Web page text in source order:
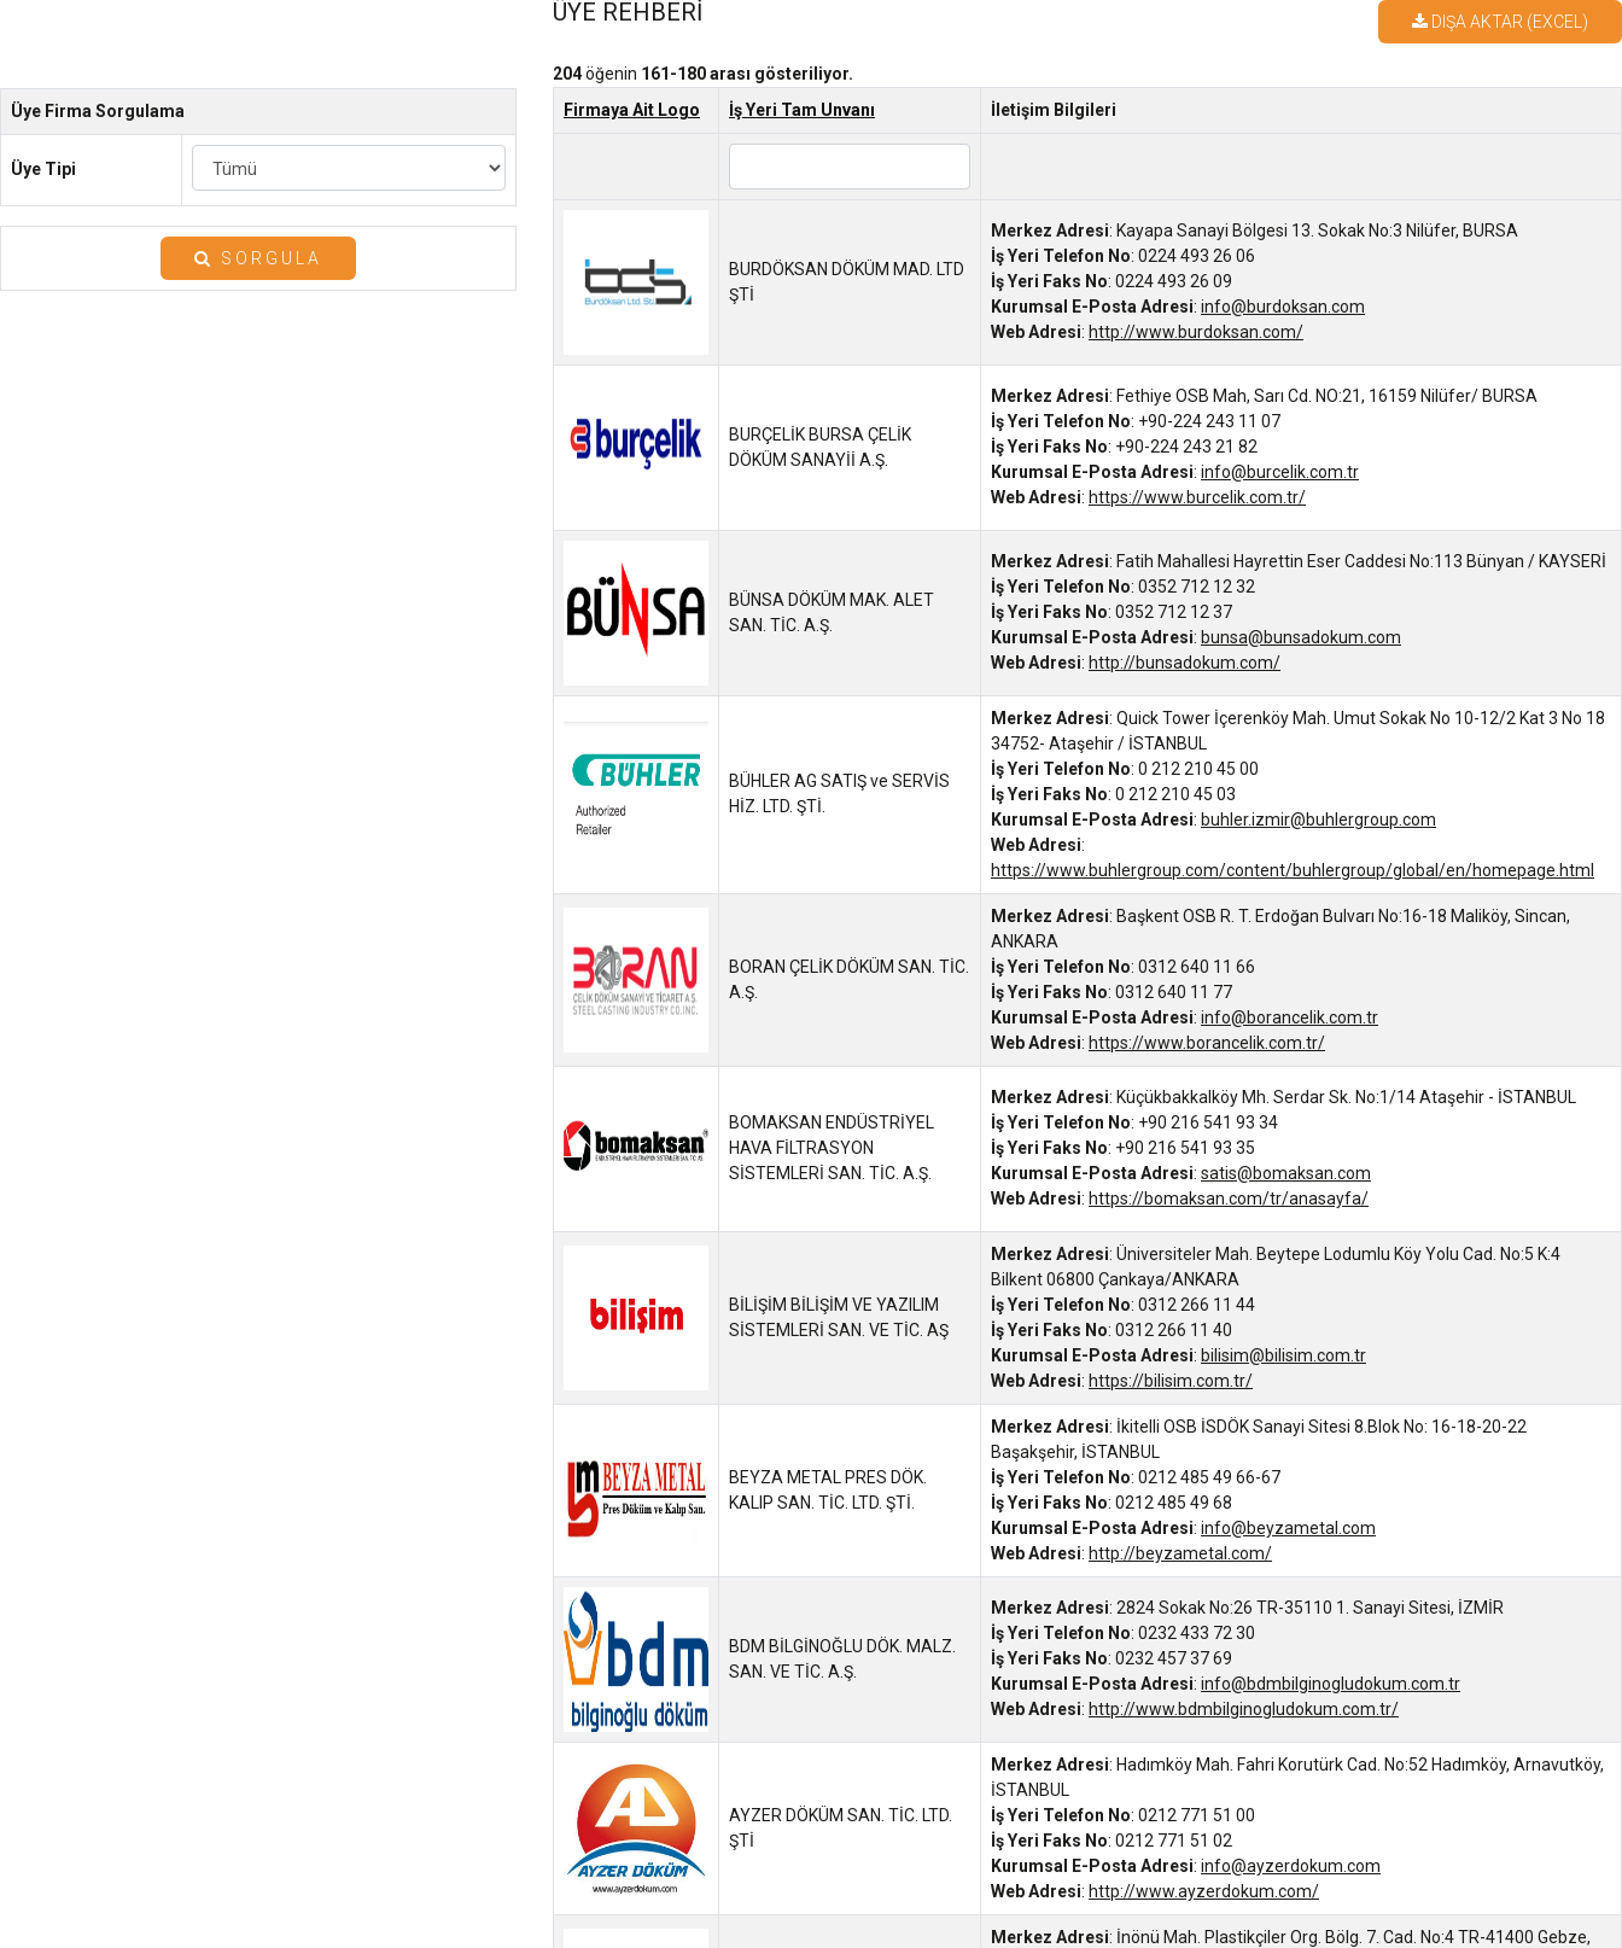
ÜYE REHBERI DIŞA AKTAR (EXCEL)
Üye Firma Sorgulama
Üye Tipi
SORGULA
204öğenin 161-180 arası gösteriliyor.
Firmaya Ait Logo
İş Yeri Tam Unvanı İletişim Bilgileri
BURDÖKSAN DÖKÜM MAD. LTD
ŞTİ
Merkez Adresi: Kayapa Sanayi Bölgesi 13. Sokak No:3 Nilüfer, BURSA
İş Yeri Telefon No: 0224 493 26 06
İş Yeri Faks No: 0224 493 26 09
Kurumsal E-Posta Adresi: info@burdoksan.com
Web Adresi: http://www.burdoksan.com/
BURÇELİK BURSA ÇELİK
DÖKÜM SANAYİİ A.Ş.
Merkez Adresi: Fethiye OSB Mah, Sarı Cd. NO:21, 16159 Nilüfer/ BURSA
İş Yeri Telefon No: +90-224 243 11 07
İş Yeri Faks No: +90-224 243 21 82
Kurumsal E-Posta Adresi: info@burcelik.com.tr
Web Adresi: https://www.burcelik.com.tr/
BÜNSA DÖKÜM MAK. ALET
SAN. TİC. A.Ş.
Merkez Adresi: Fatih Mahallesi Hayrettin Eser Caddesi No:113 Bünyan / KAYSERİ
İş Yeri Telefon No: 0352 712 12 32
İş Yeri Faks No: 0352 712 12 37
Kurumsal E-Posta Adresi: bunsa@bunsadokum.com
Web Adresi: http://bunsadokum.com/
BÜHLER AG SATIŞ ve SERVİS
HİZ. LTD. ŞTİ.
Merkez Adresi: Quick Tower İçerenköy Mah. Umut Sokak No 10-12/2 Kat 3 No 18
34752- Ataşehir / İSTANBUL
İş Yeri Telefon No: 0 212 210 45 00
İş Yeri Faks No: 0 212 210 45 03
Kurumsal E-Posta Adresi: buhler.izmir@buhlergroup.com
Web Adresi:
https://www.buhlergroup.com/content/buhlergroup/global/en/homepage.html
BORAN ÇELİK DÖKÜM SAN. TİC.
A.Ş.
Merkez Adresi: Başkent OSB R. T. Erdoğan Bulvarı No:16-18 Maliköy, Sincan,
ANKARA
İş Yeri Telefon No: 0312 640 11 66
İş Yeri Faks No: 0312 640 11 77
Kurumsal E-Posta Adresi: info@borancelik.com.tr
Web Adresi: https://www.borancelik.com.tr/
BOMAKSAN ENDÜSTRİYEL
HAVA FİLTRASYON
SİSTEMLERİ SAN. TİC. A.Ş.
Merkez Adresi: Küçükbakkalköy Mh. Serdar Sk. No:1/14 Ataşehir - İSTANBUL
İş Yeri Telefon No: +90 216 541 93 34
İş Yeri Faks No: +90 216 541 93 35
Kurumsal E-Posta Adresi: satis@bomaksan.com
Web Adresi: https://bomaksan.com/tr/anasayfa/
BİLİŞİM BİLİŞİM VE YAZILIM
SİSTEMLERİ SAN. VE TİC. AŞ
Merkez Adresi: Üniversiteler Mah. Beytepe Lodumlu Köy Yolu Cad. No:5 K:4
Bilkent 06800 Çankaya/ANKARA
İş Yeri Telefon No: 0312 266 11 44
İş Yeri Faks No: 0312 266 11 40
Kurumsal E-Posta Adresi: bilisim@bilisim.com.tr
Web Adresi: https://bilisim.com.tr/
BEYZA METAL PRES DÖK.
KALIP SAN. TİC. LTD. ŞTİ.
Merkez Adresi: İkitelli OSB İSDÖK Sanayi Sitesi 8.Blok No: 16-18-20-22
Başakşehir, İSTANBUL
İş Yeri Telefon No: 0212 485 49 66-67
İş Yeri Faks No: 0212 485 49 68
Kurumsal E-Posta Adresi: info@beyzametal.com
Web Adresi: http://beyzametal.com/
BDM BİLGİNOĞLU DÖK. MALZ.
SAN. VE TİC. A.Ş.
Merkez Adresi: 2824 Sokak No:26 TR-35110 1. Sanayi Sitesi, İZMİR
İş Yeri Telefon No: 0232 433 72 30
İş Yeri Faks No: 0232 457 37 69
Kurumsal E-Posta Adresi: info@bdmbilginogludokum.com.tr
Web Adresi: http://www.bdmbilginogludokum.com.tr/
AYZER DÖKÜM SAN. TİC. LTD.
ŞTİ
Merkez Adresi: Hadımköy Mah. Fahri Korutürk Cad. No:52 Hadımköy, Arnavutköy,
İSTANBUL
İş Yeri Telefon No: 0212 771 51 00
İş Yeri Faks No: 0212 771 51 02
Kurumsal E-Posta Adresi: info@ayzerdokum.com
Web Adresi: http://www.ayzerdokum.com/
Merkez Adresi: İnönü Mah. Plastikçiler Org. Bölg. 7. Cad. No:4 TR-41400 Gebze,